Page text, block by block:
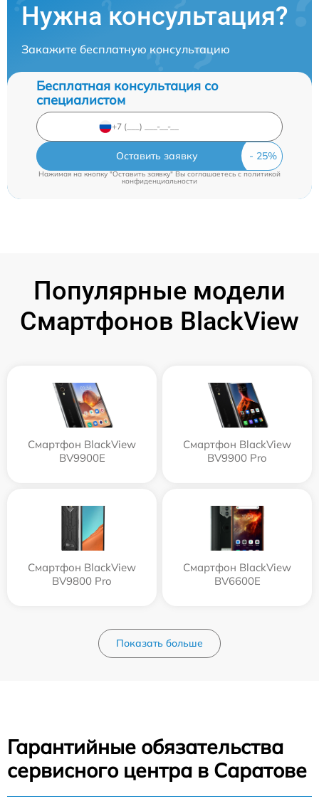
Нужна консультация?
Закажите бесплатную консультацию
Бесплатная консультация со
специалистом
Оставить заявку
Нажимая на кнопку "Оставить заявку" Вы соглашаетесь cполитикой
конфиденциальности
Популярные модели
Смартфонов BlackView
Смартфон BlackView
BV9900E
Смартфон BlackView
BV9900 Pro
Смартфон BlackView
BV9800 Pro
Смартфон BlackView
BV6600E
Показать больше
Гарантийные обязательства
сервисного центра в Саратове